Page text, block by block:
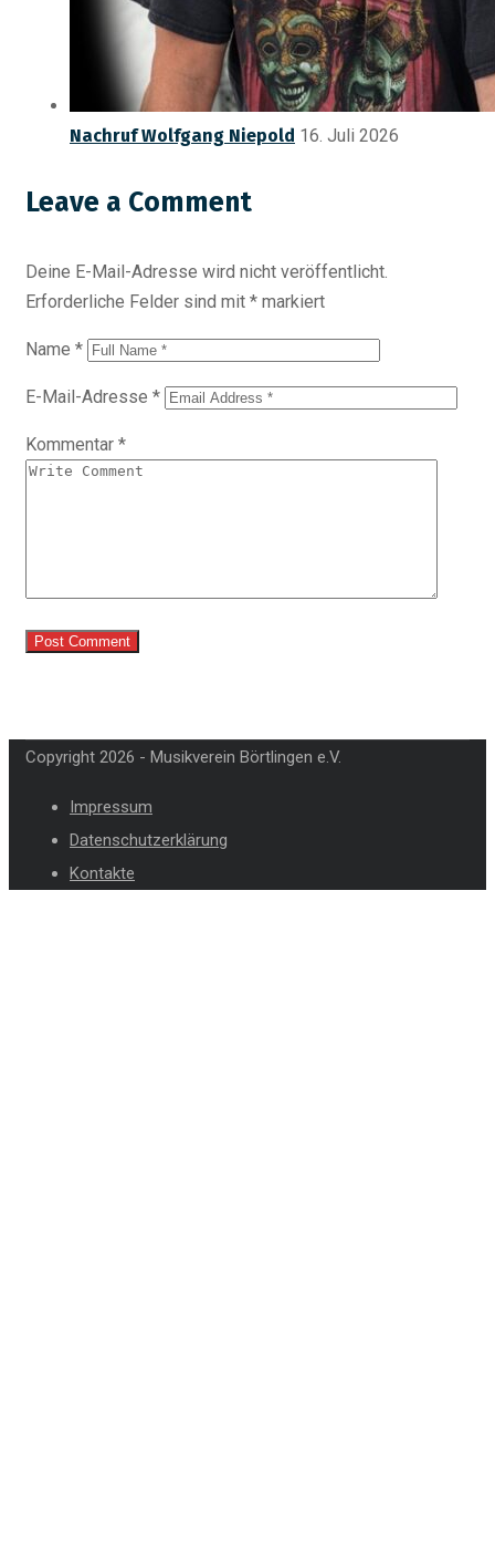
Nachruf Wolfgang Niepold 16. Juli 2026
Leave a Comment
Deine E-Mail-Adresse wird nicht veröffentlicht.
Erforderliche Felder sind mit * markiert
Name *
E-Mail-Adresse *
Kommentar *
Copyright 2026 - Musikverein Börtlingen e.V.
Impressum
Datenschutzerklärung
Kontakte